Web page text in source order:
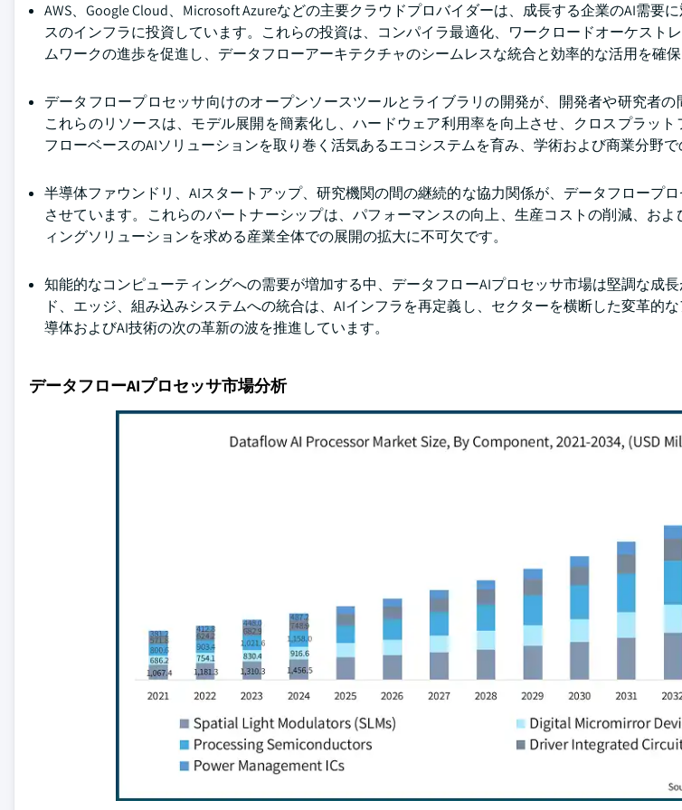
AWS、Google Cloud、Microsoft Azureなどの主要クラウドプロバイダーは、成長する企業のAI需要
スのインフラに投資しています。これらの投資は、コンパイラ最適化、ワークロードオーケスト
ムワークの進歩を促進し、データフローアーキテクチャのシームレスな統合と効率的な活用を確保
データフロープロセッサ向けのオープンソースツールとライブラリの開発が、開発者や研究者の
これらのリソースは、モデル展開を簡素化し、ハードウェア利用率を向上させ、クロスプラッ
フローベースのAIソリューションを取り巻く活気あるエコシステムを育み、学術および商業分野で
半導体ファウンドリ、AIスタートアップ、研究機関の間の継続的な協力関係が、データフロープ
させています。これらのパートナーシップは、パフォーマンスの向上、生産コストの削減、お
ィングソリューションを求める産業全体での展開の拡大に不可欠です。
知能的なコンピューティングへの需要が増加する中、データフローAIプロセッサ市場は堅調な成
ド、エッジ、組み込みシステムへの統合は、AIインフラを再定義し、セクターを横断した変革的
導体およびAI技術の次の革新の波を推進しています。
データフローAIプロセッサ市場分析